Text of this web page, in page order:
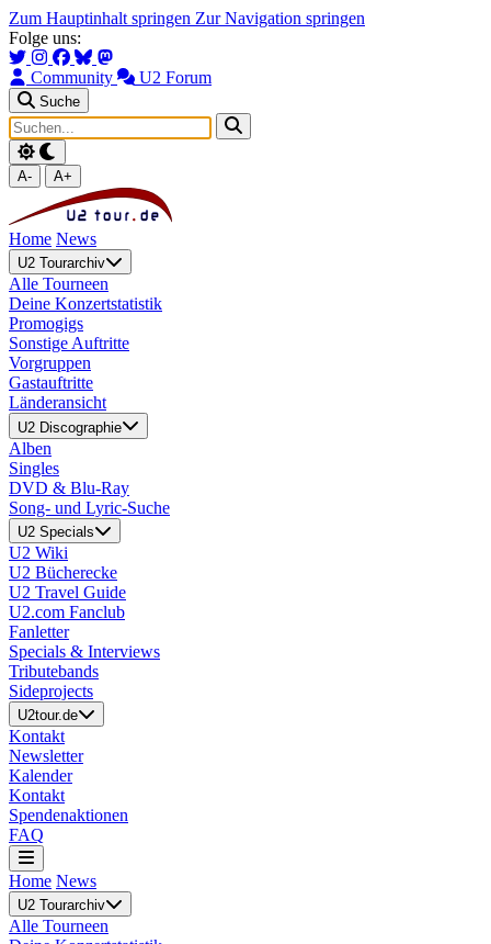
Zum Hauptinhalt springen Zur Navigation springen
Folge uns:
Community U2 Forum
Suche
A- A+
Home News
U2 Tourarchiv
Alle Tourneen
Deine Konzertstatistik
Promogigs
Sonstige Auftritte
Vorgruppen
Gastauftritte
Länderansicht
U2 Discographie
Alben
Singles
DVD & Blu-Ray
Song- und Lyric-Suche
U2 Specials
U2 Wiki
U2 Bücherecke
U2 Travel Guide
U2.com Fanclub
Fanletter
Specials & Interviews
Tributebands
Sideprojects
U2tour.de
Kontakt
Newsletter
Kalender
Kontakt
Spendenaktionen
FAQ
Home News
U2 Tourarchiv
Alle Tourneen